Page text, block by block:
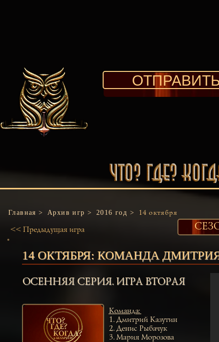
Главная > Архив игр > 2016 год > 14 октября
<< Предыдущая игра
14 ОКТЯБРЯ: КОМАНДА
ОСЕННЯЯ СЕРИЯ. ИГРА ВТОРАЯ
Команда:
1. Дмитрий Казутин
2. Денис Рыбачук
3. Мария Морозова